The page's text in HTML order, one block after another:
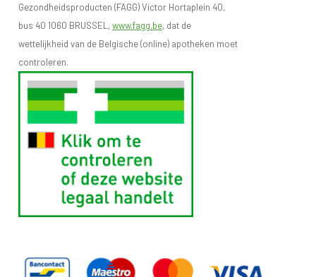
Gezondheidsproducten (FAGG) Victor Hortaplein 40,
bus 40 1060 BRUSSEL,www.fagg.be, dat de
wettelijkheid van de Belgische (online) apotheken moet
controleren.